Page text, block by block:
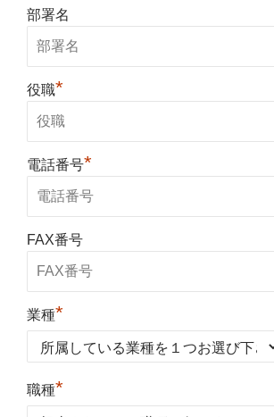
部署名
役職*
電話番号*
FAX番号
業種*
職種*